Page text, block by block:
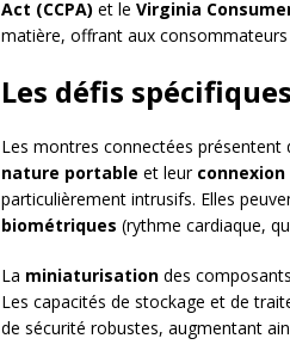
Act (CCPA) et le Virginia
matière, offrant aux
Les défis
Les montres connectées
nature portable et leur
particulièrement intrusifs. Elles
biométriques (rythme cardiaque,
La miniaturisation des
Les capacités de stockage et de
de sécurité robustes, augmentant